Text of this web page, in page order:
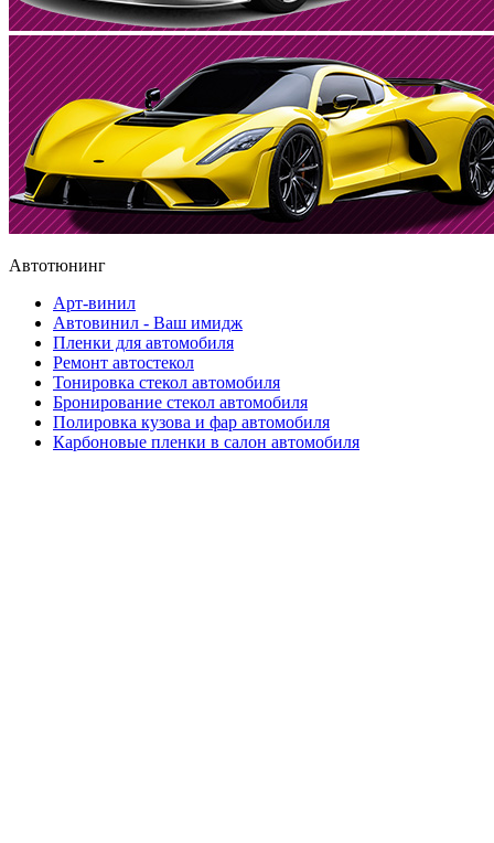
Автотюнинг
Арт-винил
Автовинил - Ваш имидж
Пленки для автомобиля
Ремонт автостекол
Тонировка стекол автомобиля
Бронирование стекол автомобиля
Полировка кузова и фар автомобиля
Карбоновые пленки в салон автомобиля